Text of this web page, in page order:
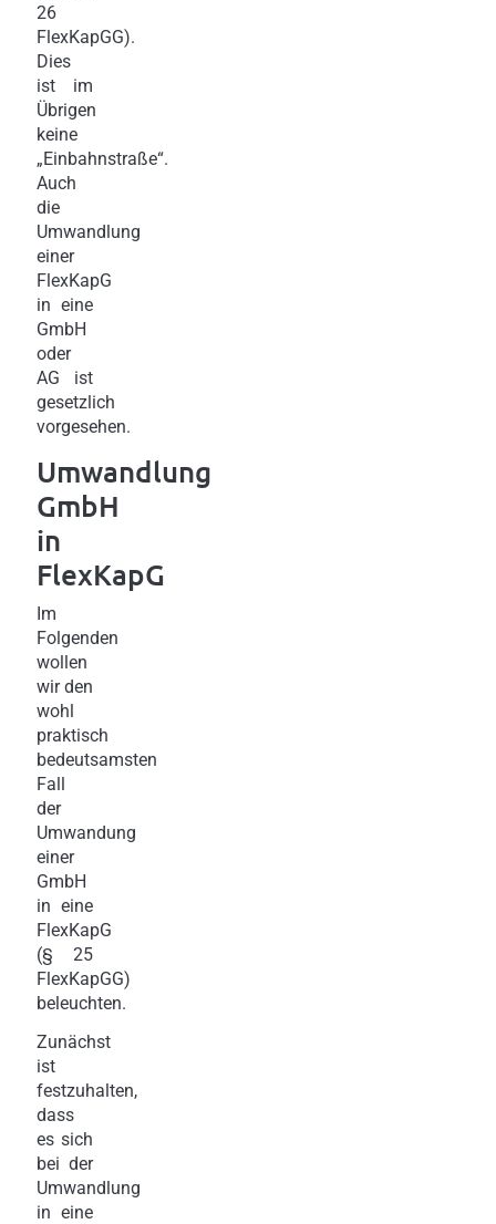
26
FlexKapGG).
Dies
ist im
Übrigen
keine
„Einbahnstraße“.
Auch
die
Umwandlung
einer
FlexKapG
in eine
GmbH
oder
AG ist
gesetzlich
vorgesehen.
Umwandlung
GmbH
in
FlexKapG
Im
Folgenden
wollen
wir den
wohl
praktisch
bedeutsamsten
Fall
der
Umwandung
einer
GmbH
in eine
FlexKapG
(§ 25
FlexKapGG)
beleuchten.
Zunächst
ist
festzuhalten,
dass
es sich
bei der
Umwandlung
in eine